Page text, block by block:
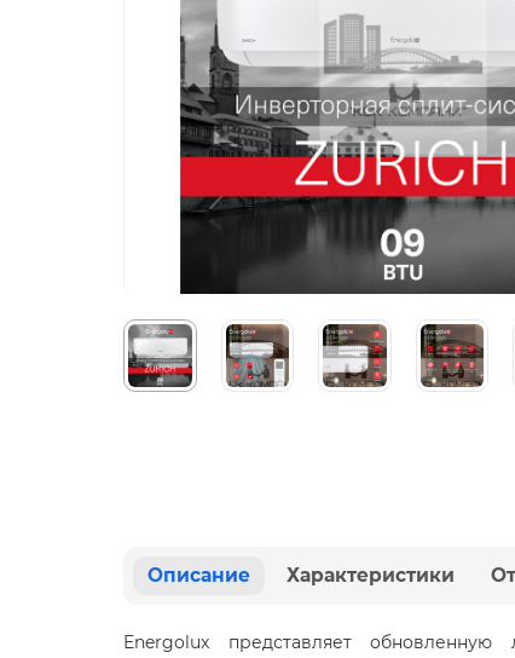
Описание Характеристики
Energolux представляет